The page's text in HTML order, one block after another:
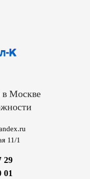
в Москве
11/1
29
01